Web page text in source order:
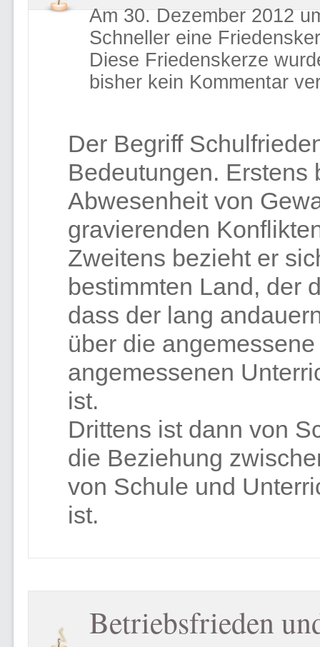
Am 30. Dezember 2012
Schneller eine
Diese Friedenskerze
bisher kein Kommentar
Der Begriff
Bedeutungen. Erstens
Abwesenheit von
gravierenden
Zweitens bezieht er
bestimmten Land, der
dass der lang
über die
angemessenen
ist.
Drittens ist dann von
die Beziehung
von Schule und
ist.
Betriebsfrieden